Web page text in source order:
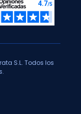
S.L. Todos los